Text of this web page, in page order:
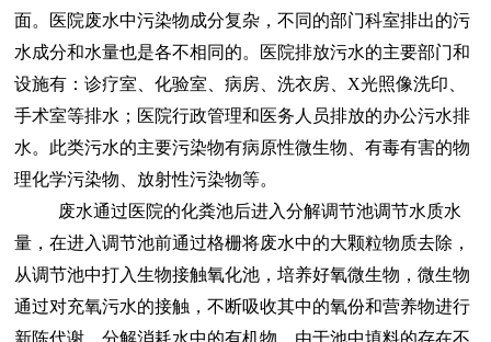
面。
医院废水中污染物成分复杂，不同的部门科室排出的污
水成分和水量也是各不相同的。医院排放污水的主要部门和
设施有：诊疗室、化验室、病房、洗衣房、 X光照像洗印、
手术室等排水；医院行政管理和医务人员排放的办公污水排
水。此类污水的主要污染物有病原性微生物、有毒有害的物
理化学污染物、放射性污染物等。
废水通过医院的化粪池后进入分解调节池调节水质水
量，在进入调节池前通过格栅将废水中的大颗粒物质去除，
从调节池中打入生物接触氧化池，培养好氧微生物，微生物
通过对充氧污水的接触，不断吸收其中的氧份和营养物进行